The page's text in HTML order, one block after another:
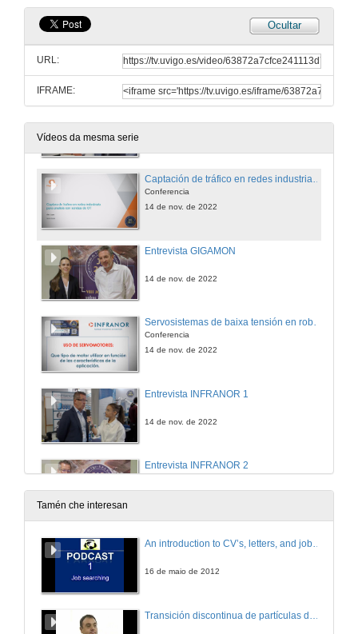
Ocultar
URL:
IFRAME:
Vídeos da mesma serie
Entendiendo el zero trust para entornos OT
Conferencia
14 de nov. de 2022
Entrevista FORTINET
Captación de tráfico en redes industriais para análise con sondas OT
Conferencia
14 de nov. de 2022
Entrevista GIGAMON
14 de nov. de 2022
Servosistemas de baixa tensión en robótica móbil
Conferencia
14 de nov. de 2022
Entrevista INFRANOR 1
14 de nov. de 2022
Entrevista INFRANOR 2
14 de nov. de 2022
ESET / FORTINET
Entrevista Ciberseguridad
Tamén che interesan
An introduction to CV’s, letters, and job searching
16 de maio de 2012